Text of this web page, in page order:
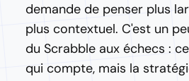
demande de penser plus
plus contextuel. C'est un
du Scrabble aux échecs :
qui compte, mais la